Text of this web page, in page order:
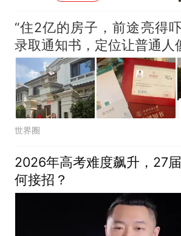
“住2亿的房子，前途亮得
录取通知书，定位让普通人
世界圈
2026年高考难度飙升，27
何接招？